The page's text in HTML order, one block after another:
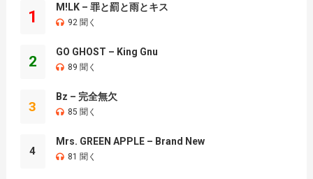
1
M!LK – 罪と罰と雨とキス
92 聞く
2
GO GHOST – King Gnu
89 聞く
3
Bz – 完全無欠
85 聞く
4
Mrs. GREEN APPLE – Brand New
81 聞く